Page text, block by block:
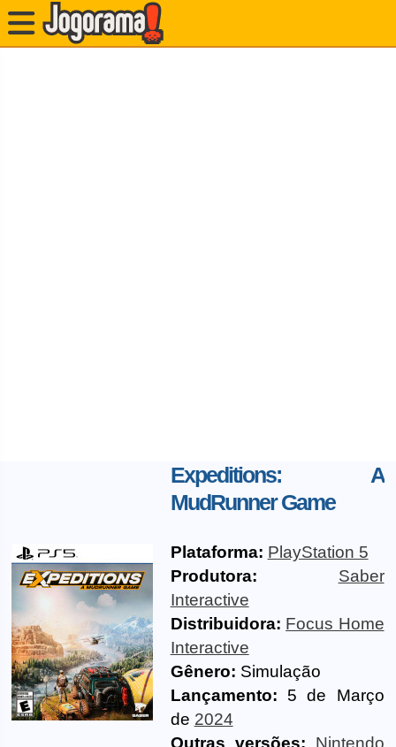
Expeditions: A
MudRunner Game
Plataforma: PlayStation 5
Produtora:
Saber
Interactive
Distribuidora: Focus Home
Interactive
Gênero: Simulação
Lançamento: 5 de Março
de 2024
Outras versões:
Nintendo